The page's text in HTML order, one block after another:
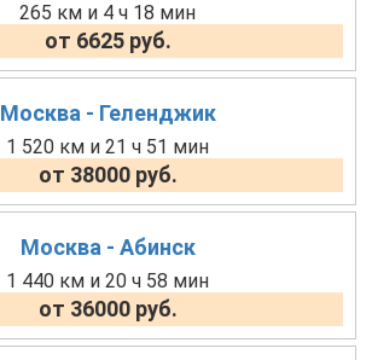
265 км и 4 ч 18 мин
от 6625 руб.
Москва - Геленджик
1 520 км и 21 ч 51 мин
от 38000 руб.
Москва - Абинск
1 440 км и 20 ч 58 мин
от 36000 руб.